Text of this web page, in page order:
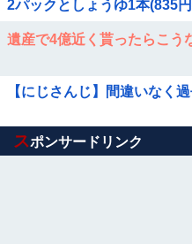
2パックとしょうゆ1本(835
遺産で4億近く貰ったらこう
【にじさんじ】間違いなく
Powered by livedoor 相互RSS
スポンサードリンク